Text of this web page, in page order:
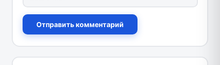
Отправить комментарий